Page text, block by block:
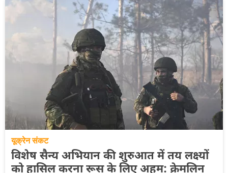
यूक्रेन संकट
विशेष सैन्य अभियान की शुरुआत में तय लक्ष्यों
को हासिल करना रूस के लिए अहम: क्रेमलिन